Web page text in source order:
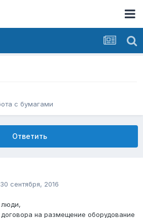
с бумагами
Ответить
30 сентября, 2016
люди,
на размещение оборудование